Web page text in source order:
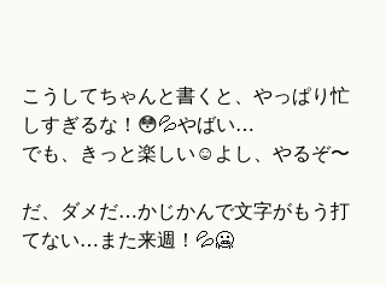
こうしてちゃんと書くと、やっぱり忙
しすぎるな！😳💦やばい…
でも、きっと楽しい☺️よし、やるぞ〜
だ、ダメだ…かじかんで文字がもう打
てない…また来週！💦🥶